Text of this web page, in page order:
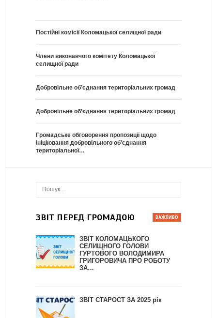
Постійні комісії Коломацької селищної ради
Члени виконавчого комітету Коломацької
селищної ради
Добровільне об’єднання територіальних громад
Добровільне об’єднання територіальних громад
Громадське обговорення пропозиції щодо
ініціювання добровільного об’єднання
територіальної…
ЗВІТ ПЕРЕД ГРОМАДОЮ
ЗВІТ КОЛОМАЦЬКОГО
СЕЛИЩНОГО ГОЛОВИ
ГУРТОВОГО ВОЛОДИМИРА
ГРИГОРОВИЧА ПРО РОБОТУ
ЗА…
ЗВІТ СТАРОСТ ЗА 2025 рік